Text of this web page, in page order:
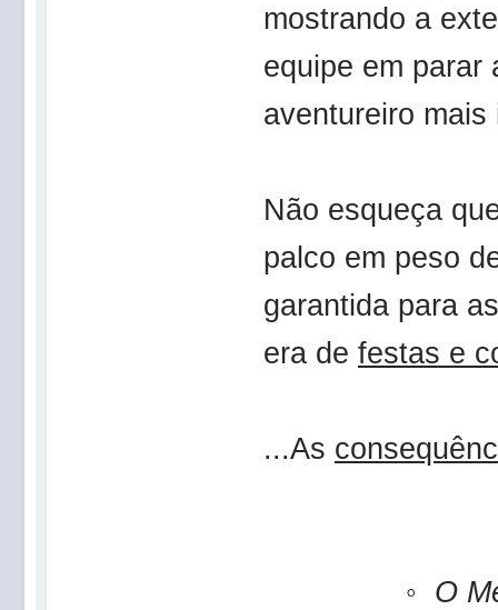
mostrando a
equipe em parar
aventureiro
Não esqueça
palco em peso
garantida para
era de festas e
...As
◦ O